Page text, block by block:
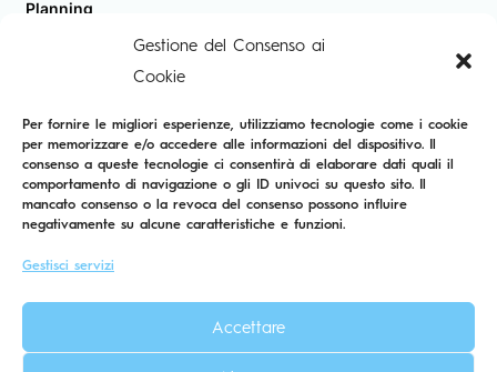
Gestione del Consenso ai
Cookie
Per fornire le migliori esperienze, utilizziamo tecnologie come i cookie
per memorizzare e/o accedere alle informazioni del dispositivo. Il
consenso a queste tecnologie ci consentirà di elaborare dati quali il
comportamento di navigazione o gli ID univoci su questo sito. Il
mancato consenso o la revoca del consenso possono influire
negativamente su alcune caratteristiche e funzioni.
Gestisci servizi
Accettare
Planning
Privacy Policy Cookie Policy Mappa del Sito